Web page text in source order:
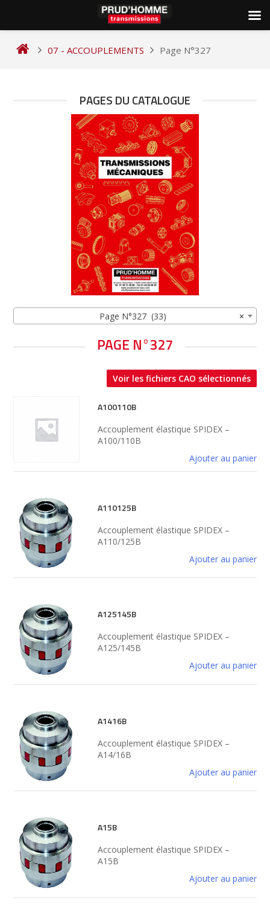
07 - ACCOUPLEMENTS Page N°327
PAGES DU CATALOGUE
×
Page N°327 (33)
PAGE N°327
Voir les fichiers CAO sélectionnés
A100110B
Accouplement élastique SPIDEX –
A100/110B
Ajouter au panier
A110125B
Accouplement élastique SPIDEX –
A110/125B
Ajouter au panier
A125145B
Accouplement élastique SPIDEX –
A125/145B
Ajouter au panier
A1416B
Accouplement élastique SPIDEX –
A14/16B
Ajouter au panier
A15B
Accouplement élastique SPIDEX –
A15B
Ajouter au panier